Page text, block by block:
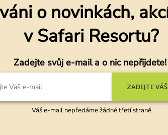
o novinkách,
v Safari Resortu?
Zadejte svůj e-mail a o nic nepřijdete!
ZADEJTE
Váš e-mail nepředáme žádné třetí straně